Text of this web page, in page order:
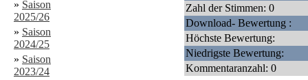
» Saison
2025/26
» Saison
2024/25
» Saison
2023/24
Zahl der Stimmen: 0
Download- Bewertung :
Höchste Bewertung:
Niedrigste Bewertung:
Kommentaranzahl: 0